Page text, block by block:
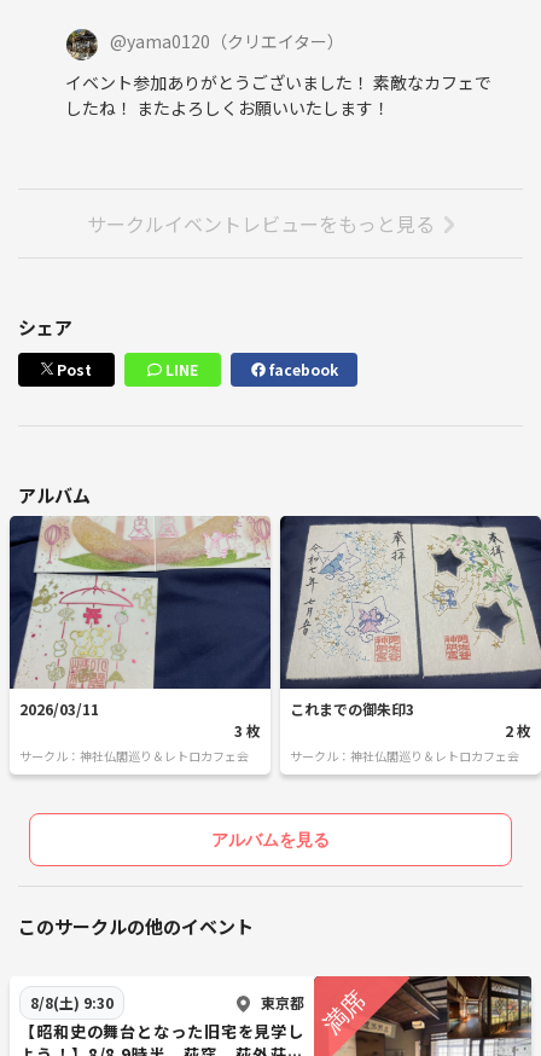
@yama0120 （クリエイター）
イベント参加ありがとうございました！ 素敵なカフェで
したね！ またよろしくお願いいたします！
サークルイベントレビューをもっと見る
シェア
Post LINE facebook
アルバム
2026/03/11
3 枚
サークル：神社仏閣巡り＆レトロカフェ会
これまでの御朱印3
2 枚
サークル：神社仏閣巡り＆レトロカフェ会
アルバムを見る
このサークルの他のイベント
8/8(土) 9:30 東京都
【昭和史の舞台となった旧宅を見学し